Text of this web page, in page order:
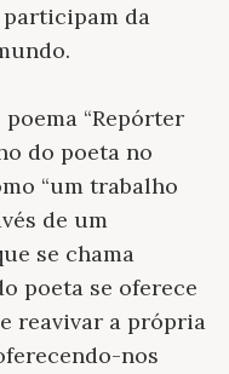
da
“Repórter
do poeta no
“um trabalho
de um
se chama
poeta se oferece
reavivar a própria
nos